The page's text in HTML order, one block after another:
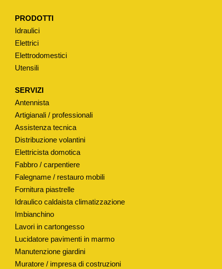
M
X
T
P
O
S
G
N
O
R
Ø
PRODOTTI
Idraulici
Elettrici
Elettrodomestici
Utensili
SERVIZI
Antennista
Artigianali / professionali
Assistenza tecnica
Distribuzione volantini
Elettricista domotica
Fabbro / carpentiere
Falegname / restauro mobili
Fornitura piastrelle
Idraulico caldaista climatizzazione
Imbianchino
Lavori in cartongesso
Lucidatore pavimenti in marmo
Manutenzione giardini
Muratore / impresa di costruzioni